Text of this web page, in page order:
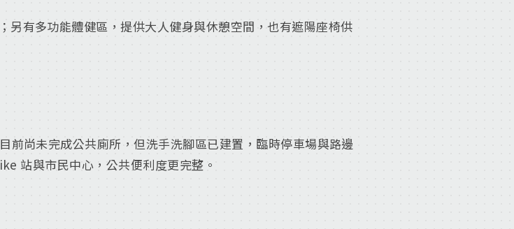
另有多功能體健區，提供大人健身與休憩空間，也有遮陽座椅供
前尚未完成公共廁所，但洗手洗腳區已建置，臨時停車場與路邊
站與市民中心，公共便利度更完整。